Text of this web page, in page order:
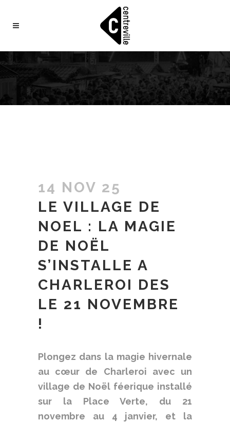
14 NOV 25
LE VILLAGE DE
NOEL : LA MAGIE
DE NOËL
S’INSTALLE A
CHARLEROI DES
LE 21 NOVEMBRE
!
Plongez dans la magie hivernale
au cœur de Charleroi avec un
village de Noël féerique installé
sur la Place Verte, du 21
novembre au 4 janvier, et la